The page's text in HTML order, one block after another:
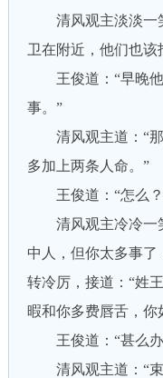
清风观主淡淡一笑
卫在附近，他们也该
王俊道：“早晚他
事。”
清风观主道：“那
多加上两条人命。”
王俊道：“怎么？
清风观主冷冷一
中人，但你太多事了
转冷厉，接道：“姓
暇和你多费唇舌，你
王俊道：“甚么办
清风观主道：“束